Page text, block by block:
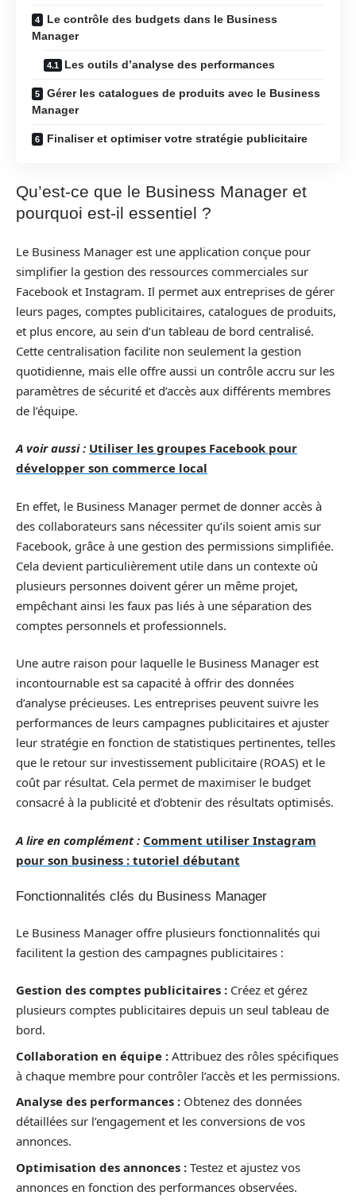
Le contrôle des budgets dans le Business
Manager
Les outils d’analyse des performances
Gérer les catalogues de produits avec le Business
Manager
Finaliser et optimiser votre stratégie publicitaire
Qu’est-ce que le Business Manager et
pourquoi est-il essentiel ?
Le Business Manager est une application conçue pour
simplifier la gestion des ressources commerciales sur
Facebook et Instagram. Il permet aux entreprises de gérer
leurs pages, comptes publicitaires, catalogues de produits,
et plus encore, au sein d’un tableau de bord centralisé.
Cette centralisation facilite non seulement la gestion
quotidienne, mais elle offre aussi un contrôle accru sur les
paramètres de sécurité et d’accès aux différents membres
de l’équipe.
A voir aussi : Utiliser les groupes Facebook pour
développer son commerce local
En effet, le Business Manager permet de donner accès à
des collaborateurs sans nécessiter qu’ils soient amis sur
Facebook, grâce à une gestion des permissions simplifiée.
Cela devient particulièrement utile dans un contexte où
plusieurs personnes doivent gérer un même projet,
empêchant ainsi les faux pas liés à une séparation des
comptes personnels et professionnels.
Une autre raison pour laquelle le Business Manager est
incontournable est sa capacité à offrir des données
d’analyse précieuses. Les entreprises peuvent suivre les
performances de leurs campagnes publicitaires et ajuster
leur stratégie en fonction de statistiques pertinentes, telles
que le retour sur investissement publicitaire (ROAS) et le
coût par résultat. Cela permet de maximiser le budget
consacré à la publicité et d’obtenir des résultats optimisés.
A lire en complément : Comment utiliser Instagram
pour son business : tutoriel débutant
Fonctionnalités clés du Business Manager
Le Business Manager offre plusieurs fonctionnalités qui
facilitent la gestion des campagnes publicitaires :
Gestion des comptes publicitaires : Créez et gérez
plusieurs comptes publicitaires depuis un seul tableau de
bord.
Collaboration en équipe : Attribuez des rôles spécifiques
à chaque membre pour contrôler l’accès et les permissions.
Analyse des performances : Obtenez des données
détaillées sur l’engagement et les conversions de vos
annonces.
Optimisation des annonces : Testez et ajustez vos
annonces en fonction des performances observées.